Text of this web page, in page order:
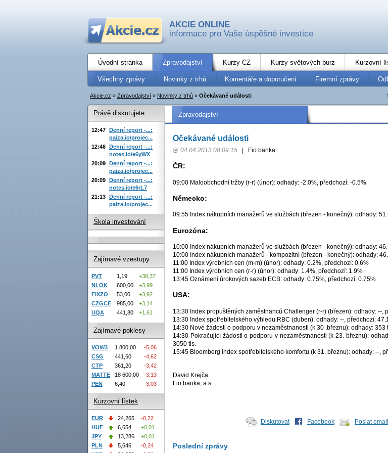
AKCIE ONLINE
informace pro Vaše úspěšné investice
Úvodní stránka Zpravodajství Kurzy CZ Kurzy světových burz Kurzovní
Všechny zprávy Novinky z trhů Komentáře a doporučení Firemní zprávy
Akcie.cz » Zpravodajství » Novinky z trhů » Očekávané události
Zpravodajství
Očekávané události
04.04.2013 08:09:15 Fio banka
ČR:
09:00 Maloobchodní tržby (r-r) (únor): odhady: -2.0%, předchozí: -0.5%
Německo:
09:55 Index nákupních manažerů ve službách (březen - konečný): odhady:
Eurozóna:
10:00 Index nákupních manažerů ve službách (březen - konečný): odhady:
10:00 Index nákupních manažerů - kompozitní (březen - konečný): odhady:
11:00 Index výrobních cen (m-m) (únor): odhady: 0.2%, předchozí: 0.6%
11:00 Index výrobních cen (r-r) (únor): odhady: 1.4%, předchozí: 1.9%
13:45 Oznámení úrokových sazeb ECB: odhady: 0.75%, předchozí: 0.75%
USA:
13:30 Index propuštěných zaměstnanců Challenger (r-r) (březen): odhady: --,
13:30 Index spotřebitelského výhledu RBC (duben): odhady: --, předchozí: 47.1
14:30 Nové žádosti o podporu v nezaměstnanosti (k 30 .březnu): odhady: 353
14:30 Pokračující žádosti o podporu v nezaměstnanosti (k 23. březnu):
3050 tis.
15:45 Bloomberg index spotřebitelského komfortu (k 31. březnu): odhady: --,
David Krejča
Fio banka, a.s.
Diskutovat Facebook Poslat
Poslední zprávy
Právě diskutujete
12:47 Denní report -...:
paiza.io/projec...
12:46 Denní report -...:
notes.io/e6yWX
20:09 Denní report -...:
paiza.io/projec...
20:09 Denní report -...:
notes.io/e6rL7
21:13 Denní report -...:
paiza.io/projec...
Škola investování
Zajímavé vzestupy
PVT 1,19
+38,37
NLOK
600,00
+3,99
FIXZO
53,00
+3,92
CZGCE
985,00
+3,14
UQA
441,80 +1,61
Zajímavé poklesy
VOW3 1 800,00
-5,06
CSG
441,60
-4,62
CTP
361,20
-3,42
MATTE
18 600,00
-3,13
PEN
6,40 -3,03
Kurzovní lístek
EUR 24,265
-0,22
HUF
6,654
+0,01
JPY
13,286
+0,01
PLN
5,646
-0,24